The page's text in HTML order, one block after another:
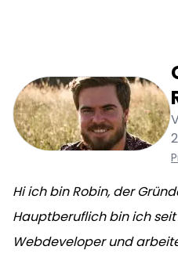
Hi ich bin Robin, der
Hauptberuflich bin ich
Webdeveloper und